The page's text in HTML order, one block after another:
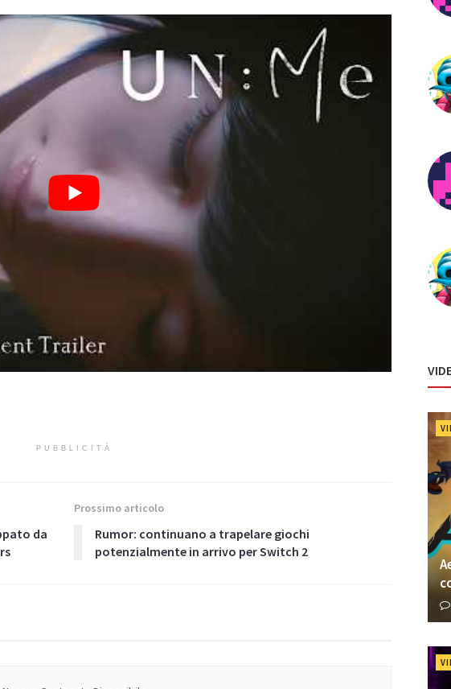
PUBBLICITÀ
da
Prossimo articolo
Rumor: continuano a trapelare giochi
potenzialmente in arrivo per Switch 2